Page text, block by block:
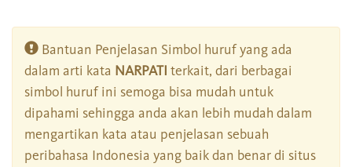
Bantuan Penjelasan Simbol huruf yang ada
dalam arti kata NARPATI terkait, dari berbagai
simbol huruf ini semoga bisa mudah untuk
dipahami sehingga anda akan lebih mudah dalam
mengartikan kata atau penjelasan sebuah
peribahasa Indonesia yang baik dan benar di situs